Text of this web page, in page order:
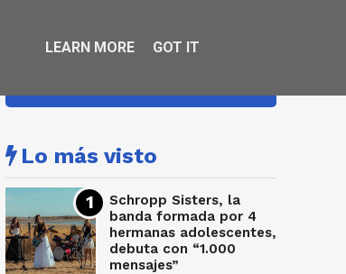
Lo más visto
Schropp Sisters, la
banda formada por 4
hermanas adolescentes,
debuta con “1.000
mensajes”
LEARN MORE GOT IT